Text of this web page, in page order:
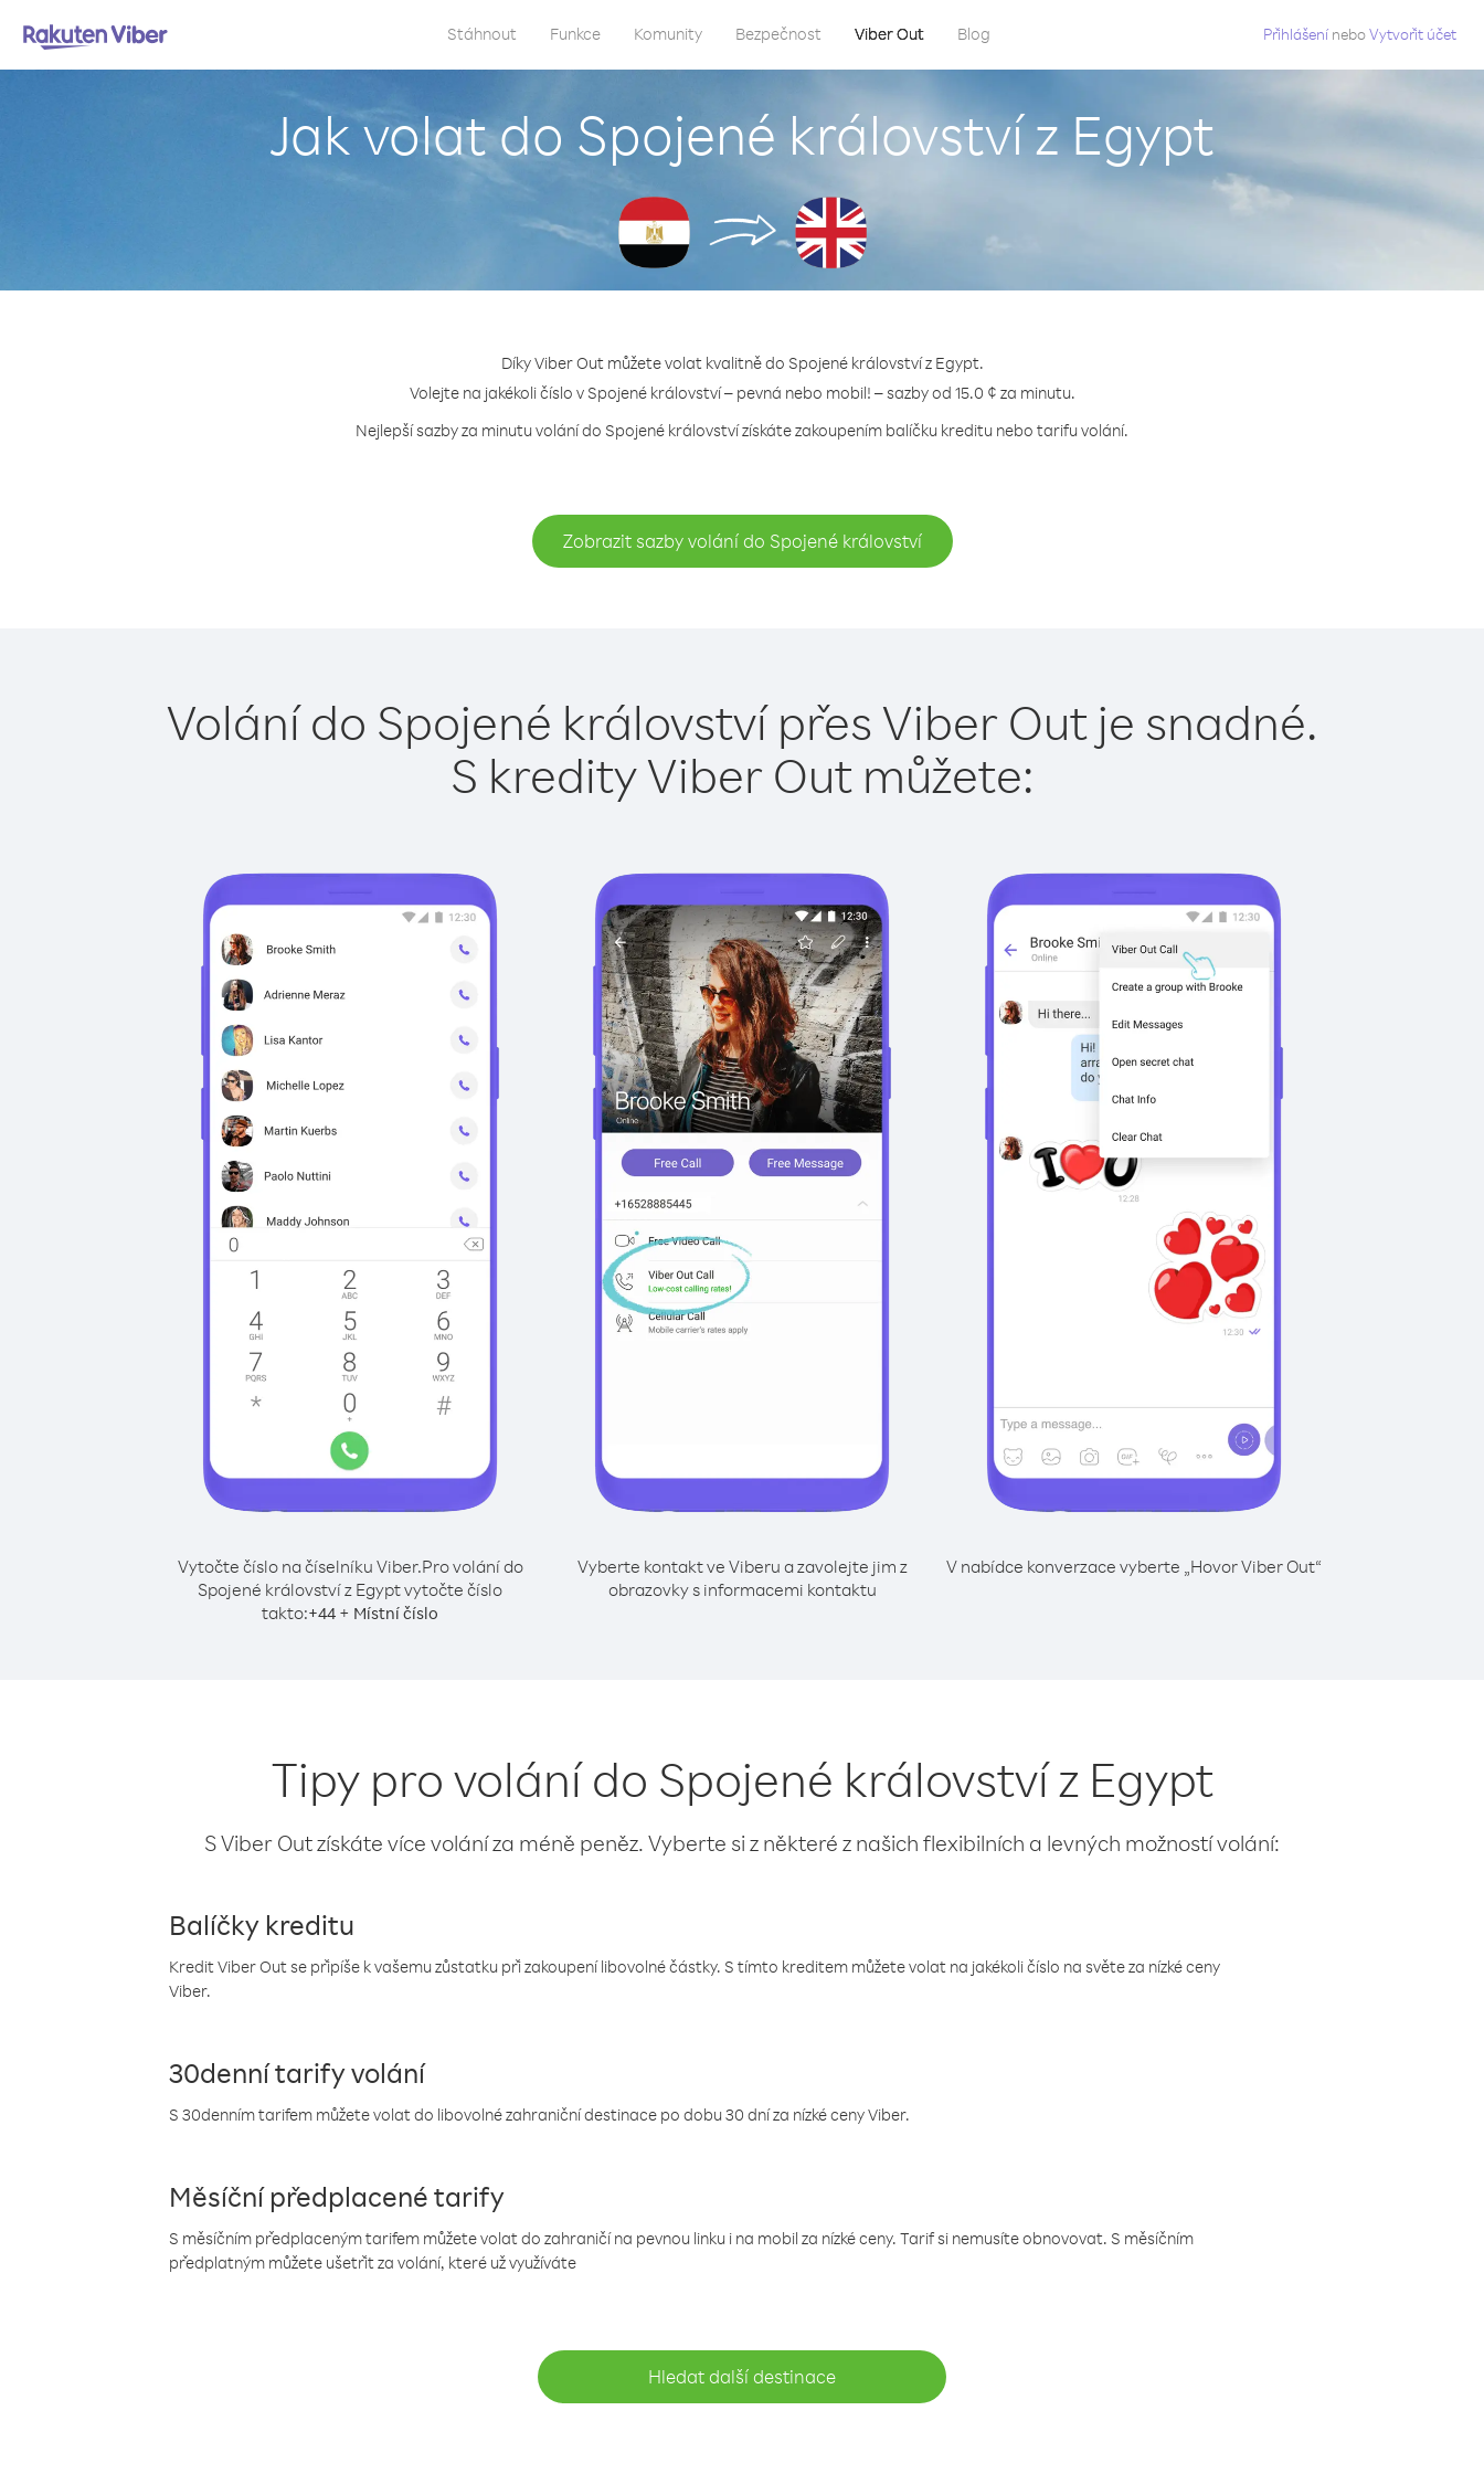
Stáhnout Funkce Komunity Bezpečnost Viber Out Blog Přihlášení neboVytvořit účet
Jak volat do Spojené království z Egypt
Díky Viber Out můžete volat kvalitně do Spojené království z Egypt.
Volejte na jakékoli číslo v Spojené království – pevná nebo mobil! – sazby od 15.0 ¢ za minutu.
Nejlepší sazby za minutu volání do Spojené království získáte zakoupením balíčku kreditu nebo tarifu volání.
Zobrazit sazby volání do Spojené království
Volání do Spojené království přes Viber Out je snadné.
S kredity Viber Out můžete:
Vytočte číslo na číselníku Viber.Pro volání do
Spojené království z Egypt vytočte číslo
takto:+44 + Místní číslo
Vyberte kontakt ve Viberu a zavolejte jim z
obrazovky s informacemi kontaktu
V nabídce konverzace vyberte „Hovor Viber Out“
Tipy pro volání do Spojené království z Egypt
S Viber Out získáte více volání za méně peněz. Vyberte si z některé z našich flexibilních a levných možností volání:
Balíčky kreditu
Kredit Viber Out se připíše k vašemu zůstatku při zakoupení libovolné částky. S tímto kreditem můžete volat na jakékoli číslo na světe za nízké ceny
Viber.
30denní tarify volání
S 30denním tarifem můžete volat do libovolné zahraniční destinace po dobu 30 dní za nízké ceny Viber.
Měsíční předplacené tarify
S měsíčním předplaceným tarifem můžete volat do zahraničí na pevnou linku i na mobil za nízké ceny. Tarif si nemusíte obnovovat. S měsíčním
předplatným můžete ušetřit za volání, které už využíváte
Hledat další destinace